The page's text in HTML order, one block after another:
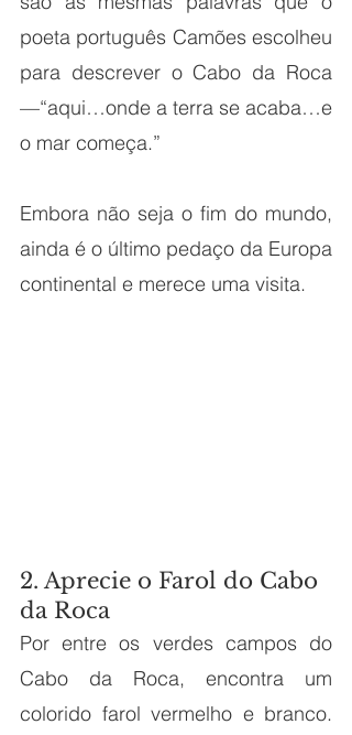
poeta português Camões escolheu
para descrever o Cabo da Roca
—“aqui…onde a terra se acaba…e
o mar começa.”
Embora não seja o fim do mundo,
ainda é o último pedaço da Europa
continental e merece uma visita.
2. Aprecie o Farol do Cabo
da Roca
Por entre os verdes campos do
Cabo da Roca, encontra um
colorido farol vermelho e branco.